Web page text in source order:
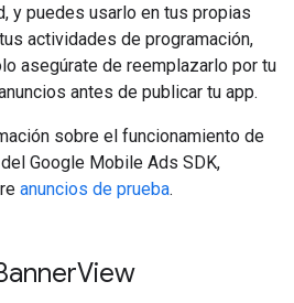
y puedes usarlo en tus propias
actividades de programación,
asegúrate de reemplazarlo por tu
antes de publicar tu app.
sobre el funcionamiento de
Google Mobile Ads SDK,
anuncios de prueba.
View